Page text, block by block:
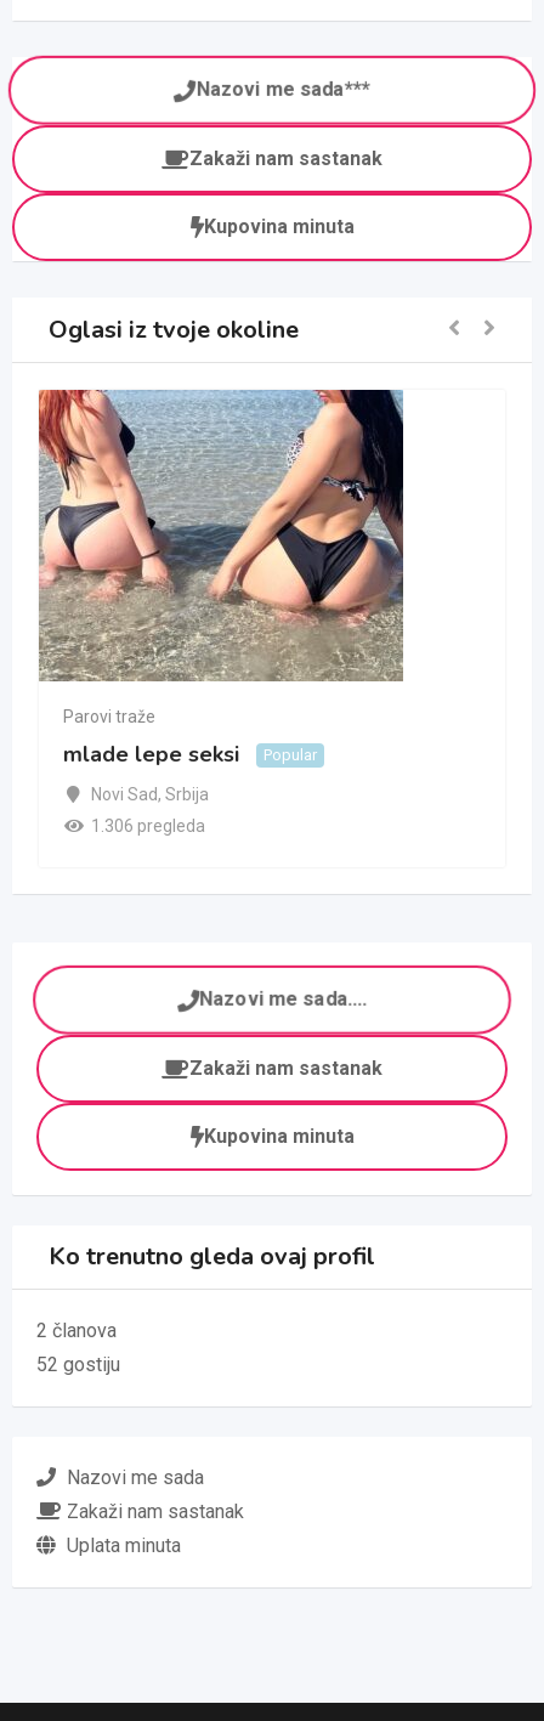
Nazovi me sada***
Zakaži nam sastanak
Kupovina minuta
Oglasi iz tvoje okoline
Parovi traže
mlade lepe seksi Popular
Novi Sad, Srbija
1.306 pregleda
Nazovi me sada....
Zakaži nam sastanak
Kupovina minuta
Ko trenutno gleda ovaj profil
2 članova
52 gostiju
Nazovi me sada
Zakaži nam sastanak
Uplata minuta